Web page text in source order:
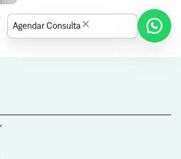
Agendar Consulta